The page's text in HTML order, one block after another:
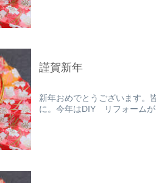
謹賀新年
新年おめでとうございます。
に。今年はDIY リフォーム